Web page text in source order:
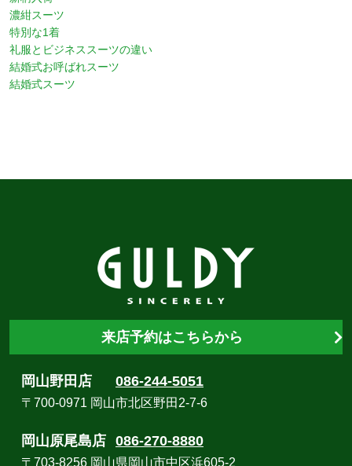
濃紺スーツ
特別な1着
礼服とビジネススーツの違い
結婚式お呼ばれスーツ
結婚式スーツ
来店予約はこちらから
岡山野田店 086-244-5051
〒700-0971 岡山市北区野田2-7-6
岡山原尾島店 086-270-8880
〒703-8256 岡山県岡山市中区浜605-2